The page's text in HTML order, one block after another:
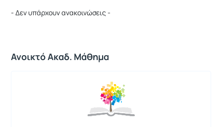
- Δεν υπάρχουν ανακοινώσεις -
Ανοικτό Ακαδ. Μάθημα